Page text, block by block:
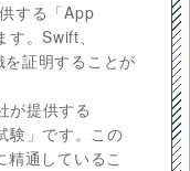
する「App
。Swift、
証明することが
が提供する
験」です。この
通しているこ